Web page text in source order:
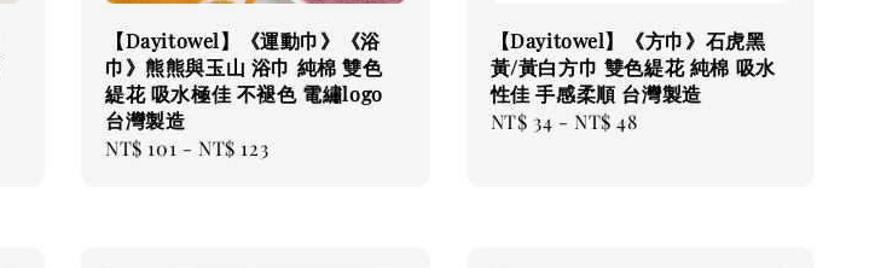
【Dayitowel】《運動巾》《浴
巾》熊熊與玉山 浴巾 純棉 雙色
緹花 吸水極佳 不褪色 電繡logo
台灣製造
Regular
NT$ 101 -NT$ 123
【Dayitowel】《方巾》石虎黑
黃/黃白方巾 雙色緹花 純棉 吸水
性佳 手感柔順 台灣製造
Regular
NT$ 34 - NT$ 48